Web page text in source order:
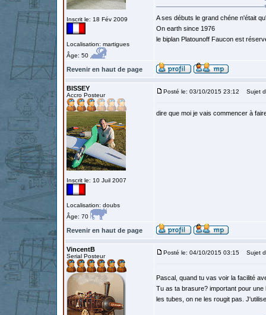
Inscrit le: 18 Fév 2009
Localisation: martigues
Âge: 50
A ses débuts le grand chéne n'était
On earth since 1976
le biplan Platounoff Faucon est
Revenir en haut de page
BISSEY
Accro Posteur
Inscrit le: 10 Juil 2007
Localisation: doubs
Âge: 70
Posté le: 03/10/2015 23:12 Sujet
dire que moi je vais commencer à
Revenir en haut de page
VincentB
Serial Posteur
Posté le: 04/10/2015 03:15 Sujet
Pascal, quand tu vas voir la facilité
Tu as ta brasure? important pour
les tubes, on ne les rougit pas.